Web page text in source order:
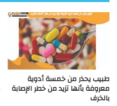
طبيب يحذر من خمسة أدوية
معروفة بأنها تزيد من خطر الإصابة
بالخرف